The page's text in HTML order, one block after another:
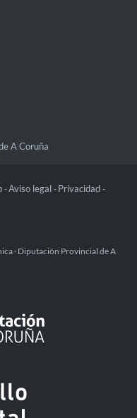
A Coruña
-Aviso legal - Privacidad -
· Diputación Provincial de A